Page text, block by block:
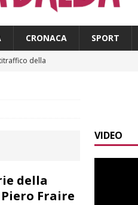
CRONACA SPORT
cresce il
museo e
della
Fraire
VIDEO